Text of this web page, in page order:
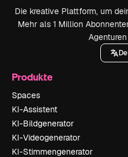
Die kreative Plattform, um
Mehr als 1 Million
Produkte
Spaces
KI-Assistent
KI-Bildgenerator
KI-Videogenerator
KI-Stimmengenerator